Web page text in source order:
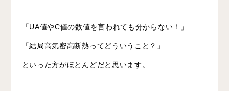
「UA値やC値の数値を言われても分からない！」
「結局高気密高断熱ってどういうこと？」
といった方がほとんどだと思います。